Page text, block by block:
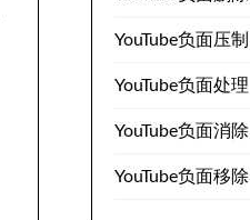
YouTube负面压制
YouTube负面处理
YouTube负面消除
YouTube负面移除